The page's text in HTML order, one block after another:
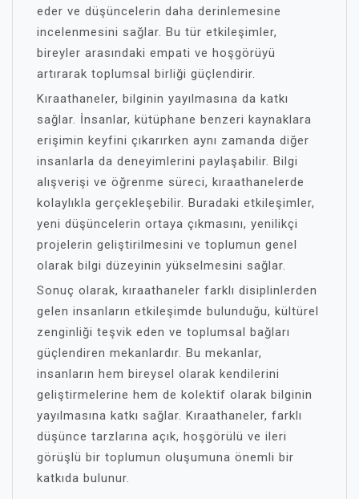
eder ve düşüncelerin daha derinlemesine
incelenmesini sağlar. Bu tür etkileşimler,
bireyler arasındaki empati ve hoşgörüyü
artırarak toplumsal birliği güçlendirir.
Kıraathaneler, bilginin yayılmasına da katkı
sağlar. İnsanlar, kütüphane benzeri kaynaklara
erişimin keyfini çıkarırken aynı zamanda diğer
insanlarla da deneyimlerini paylaşabilir. Bilgi
alışverişi ve öğrenme süreci, kıraathanelerde
kolaylıkla gerçekleşebilir. Buradaki etkileşimler,
yeni düşüncelerin ortaya çıkmasını, yenilikçi
projelerin geliştirilmesini ve toplumun genel
olarak bilgi düzeyinin yükselmesini sağlar.
Sonuç olarak, kıraathaneler farklı disiplinlerden
gelen insanların etkileşimde bulunduğu, kültürel
zenginliği teşvik eden ve toplumsal bağları
güçlendiren mekanlardır. Bu mekanlar,
insanların hem bireysel olarak kendilerini
geliştirmelerine hem de kolektif olarak bilginin
yayılmasına katkı sağlar. Kıraathaneler, farklı
düşünce tarzlarına açık, hoşgörülü ve ileri
görüşlü bir toplumun oluşumuna önemli bir
katkıda bulunur.